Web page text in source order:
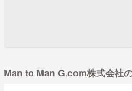
Man to Man G.com株式会社